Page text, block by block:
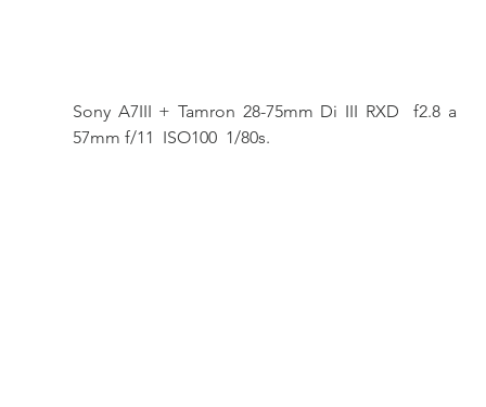
Sony A7III + Tamron 28-75mm Di III RXD  f2.8 a
57mm f/11  ISO100  1/80s.